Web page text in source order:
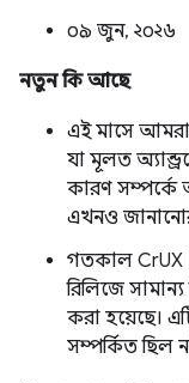
০৯ জুন, ২০২৬
নতুন কি আছে
এই মাসে
যা মূলত
কারণ সম্পর্কে
এখনও
গতকাল CrUX
রিলিজে
করা হয়েছে।
সম্পর্কিত ছিল